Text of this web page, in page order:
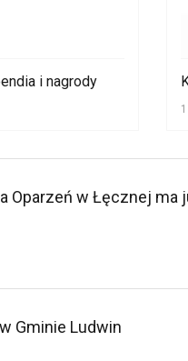
i nagrody
Oparzeń w Łęcznej ma
Gminie Ludwin